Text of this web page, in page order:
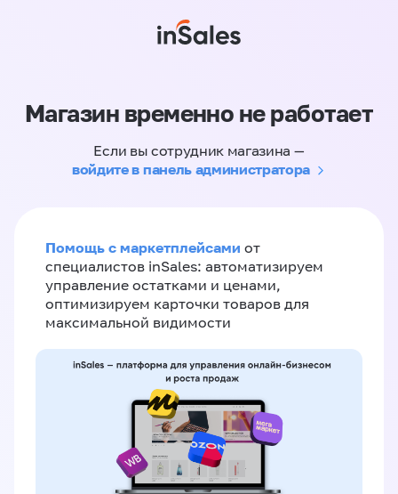
Магазин временно не работает
Если вы сотрудник магазина —
войдите в панель администратора
Помощь с маркетплейсами от
специалистов inSales: автоматизируем
управление остатками и ценами,
оптимизируем карточки товаров для
максимальной видимости